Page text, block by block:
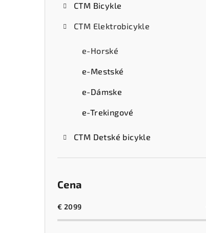
CTM Bicykle
CTM Elektrobicykle
e-Horské
e-Mestské
e-Dámske
e-Trekingové
CTM Detské bicykle
Cena
€ 2099